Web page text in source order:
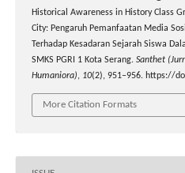
Historical Awareness in History Class
City: Pengaruh Pemanfaatan Media
Terhadap Kesadaran Sejarah Siswa
SMKS PGRI 1 Kota Serang. Santhet
Humaniora), 10(2), 951–956. https://
More Citation Formats